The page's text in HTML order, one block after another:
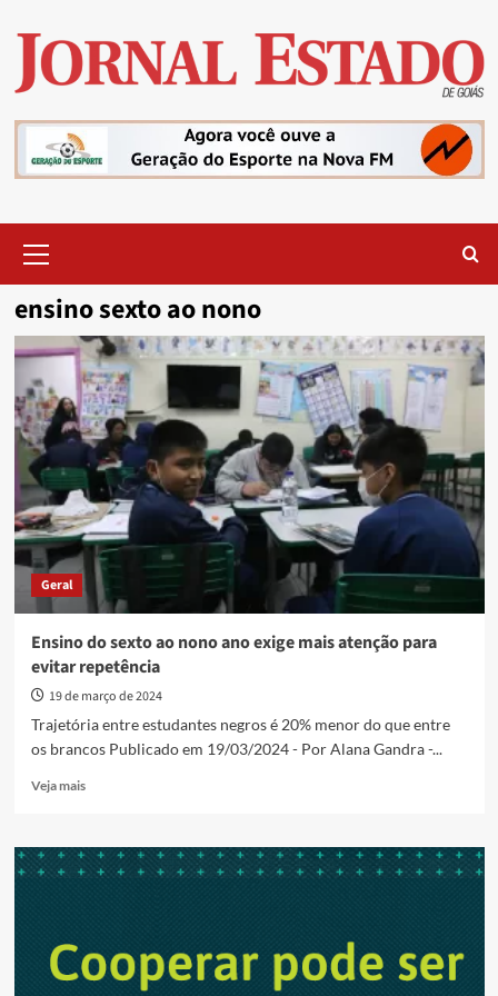
content
Menu
ensino sexto ao nono
Geral
Ensino do sexto ao nono ano exige mais atenção para
evitar repetência
19 de março de 2024
Trajetória entre estudantes negros é 20% menor do que entre
os brancos Publicado em 19/03/2024 - Por Alana Gandra -...
Veja maisRead
Ensino
do
ano
exige